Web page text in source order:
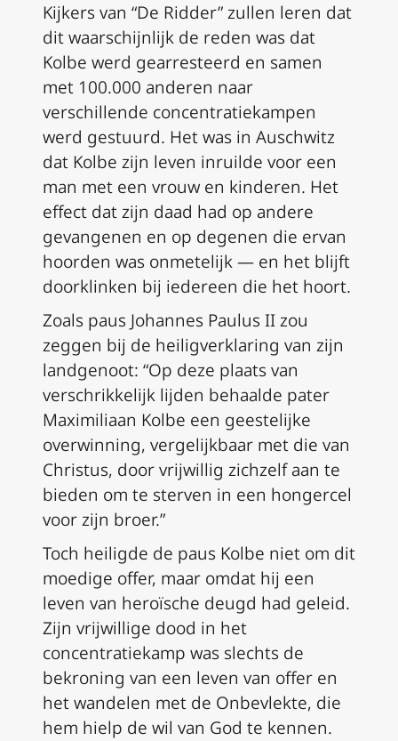
Kijkers van “De Ridder” zullen leren dat
dit waarschijnlijk de reden was dat
Kolbe werd gearresteerd en samen
met 100.000 anderen naar
verschillende concentratiekampen
werd gestuurd. Het was in Auschwitz
dat Kolbe zijn leven inruilde voor een
man met een vrouw en kinderen. Het
effect dat zijn daad had op andere
gevangenen en op degenen die ervan
hoorden was onmetelijk — en het blijft
doorklinken bij iedereen die het hoort.
Zoals paus Johannes Paulus II zou
zeggen bij de heiligverklaring van zijn
landgenoot: “Op deze plaats van
verschrikkelijk lijden behaalde pater
Maximiliaan Kolbe een geestelijke
overwinning, vergelijkbaar met die van
Christus, door vrijwillig zichzelf aan te
bieden om te sterven in een hongercel
voor zijn broer.”
Toch heiligde de paus Kolbe niet om dit
moedige offer, maar omdat hij een
leven van heroïsche deugd had geleid.
Zijn vrijwillige dood in het
concentratiekamp was slechts de
bekroning van een leven van offer en
het wandelen met de Onbevlekte, die
hem hielp de wil van God te kennen.